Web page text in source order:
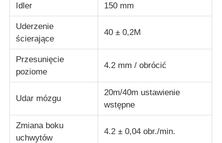
Sprzęt do badania materiałów budowlanych
Sprzęt do badania opakowań
Sprzęt do badań klejnotów
maszyna do testowania tkanin
Kontroler temperatury i wilgotności
Idler 150 mm
Uderzenie
ścierające
40 ± 0,2M
Przesunięcie
poziome
4.2 mm / obrócić
Udar mózgu
20m/40m ustawienie
wstępne
Zmiana boku
uchwytów
4.2 ± 0,04 obr./min.